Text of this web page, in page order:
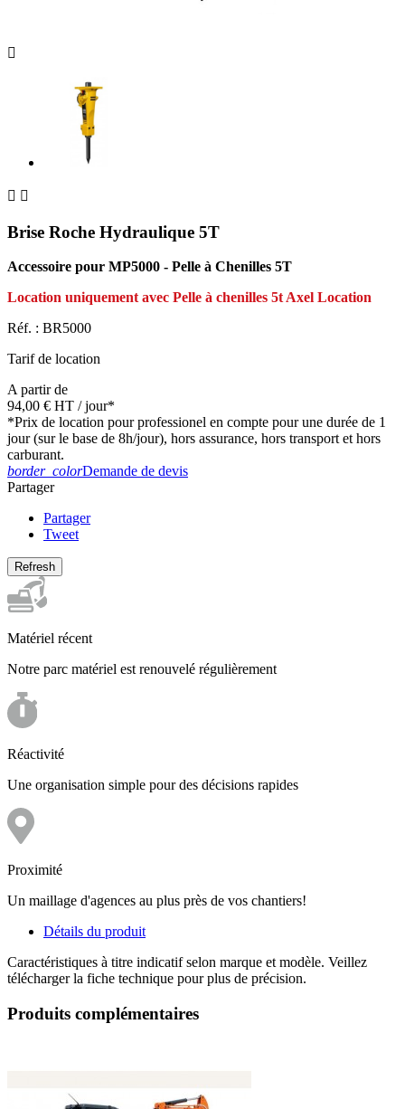

 
Brise Roche Hydraulique 5T
Accessoire pour MP5000 - Pelle à Chenilles 5T
Location uniquement avec Pelle à chenilles 5t Axel Location
Réf. : BR5000
Tarif de location
A partir de
94,00 € HT / jour*
*Prix de location pour professionel en compte pour une durée de 1
jour (sur le base de 8h/jour), hors assurance, hors transport et hors
carburant.
border_colorDemande de devis
Partager
Partager
Tweet
Matériel récent
Notre parc matériel est renouvelé régulièrement
Réactivité
Une organisation simple pour des décisions rapides
Proximité
Un maillage d'agences au plus près de vos chantiers!
Détails du produit
Caractéristiques à titre indicatif selon marque et modèle. Veillez
télécharger la fiche technique pour plus de précision.
Produits complémentaires